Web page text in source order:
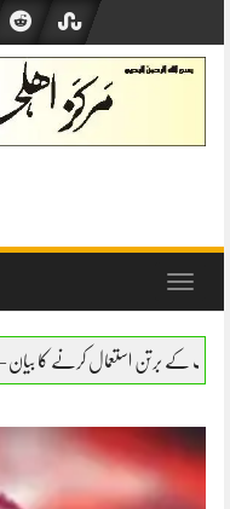
content
Toggle
– مولانا ابو بکر صدیق حفظہ اللہ